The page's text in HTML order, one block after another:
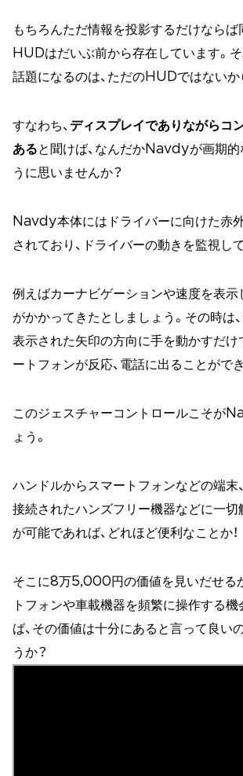
もちろんただ情報を投影するだけならば
HUDはだいぶ前から存在しています。
話題になるのは、ただのHUDではないか
すなわち、 ディスプレイでありながらコ
あると聞けば、なんだかNavdyが画期的
うに思いませんか？
Navdy本体にはドライバーに向けた赤
されており、ドライバーの動きを監視し
例えばカーナビゲーションや速度を表示
がかかってきたとしましょう。その時は
表示された矢印の方向に手を動かすだけ
ートフォンが反応、電話に出ることがで
このジェスチャーコントロールこそが
ょう。
ハンドルからスマートフォンなどの端末
接続されたハンズフリー機器などに一切
が可能であれば、どれほど便利なことか！
そこに8万5,000円の価値を見いだせる
トフォンや車載機器を頻繁に操作する
ば、その価値は十分にあると言って良い
うか？